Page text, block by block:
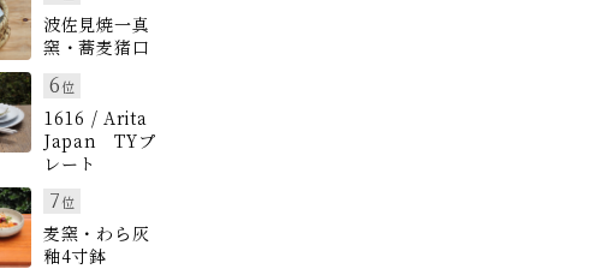
波佐見焼一真
窯・蕎麦猪口
6位
1616 / Arita
Japan TYプ
レート
7位
麦窯・わら灰
釉4寸鉢